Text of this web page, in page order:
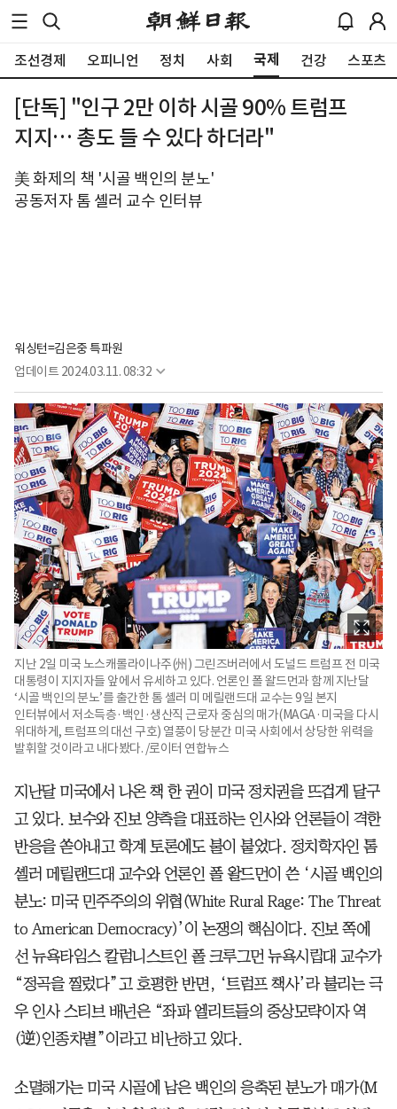
조선경제 오피니언 정치 사회 국제 건강 스포츠
[단독] "인구 2만 이하 시골 90% 트럼프
지지… 총도 들 수 있다 하더라"
美 화제의 책 '시골 백인의 분노'
공동저자 톰 셸러 교수 인터뷰
워싱턴=김은중 특파원
업데이트 2024.03.11. 08:32
지난 2일 미국 노스캐롤라이나주(州) 그린즈버러에서 도널드 트럼프 전 미국
대통령이 지지자들 앞에서 유세하고 있다. 언론인 폴 왈드먼과 함께 지난달
‘시골 백인의 분노’를 출간한 톰 셸러 미 메릴랜드대 교수는 9일 본지
인터뷰에서 저소득층·백인·생산직 근로자 중심의 매가(MAGA·미국을 다시
위대하게, 트럼프의 대선 구호) 열풍이 당분간 미국 사회에서 상당한 위력을
발휘할 것이라고 내다봤다. /로이터 연합뉴스
지난달 미국에서 나온 책 한 권이 미국 정치권을 뜨겁게 달구
고 있다. 보수와 진보 양측을 대표하는 인사와 언론들이 격한
반응을 쏟아내고 학계 토론에도 불이 붙었다. 정치학자인 톰
셸러 메릴랜드대 교수와 언론인 폴 왈드먼이 쓴 ‘시골 백인의
분노: 미국 민주주의의 위협(White Rural Rage: The Threat
to American Democracy)’이 논쟁의 핵심이다. 진보 쪽에
선 뉴욕타임스 칼럼니스트인 폴 크루그먼 뉴욕시립대 교수가
“정곡을 찔렀다”고 호평한 반면, ‘트럼프 책사’라 불리는 극
우 인사 스티브 배넌은 “좌파 엘리트들의 중상모략이자 역
(逆)인종차별”이라고 비난하고 있다.
소멸해가는 미국 시골에 남은 백인의 응축된 분노가 매가(M